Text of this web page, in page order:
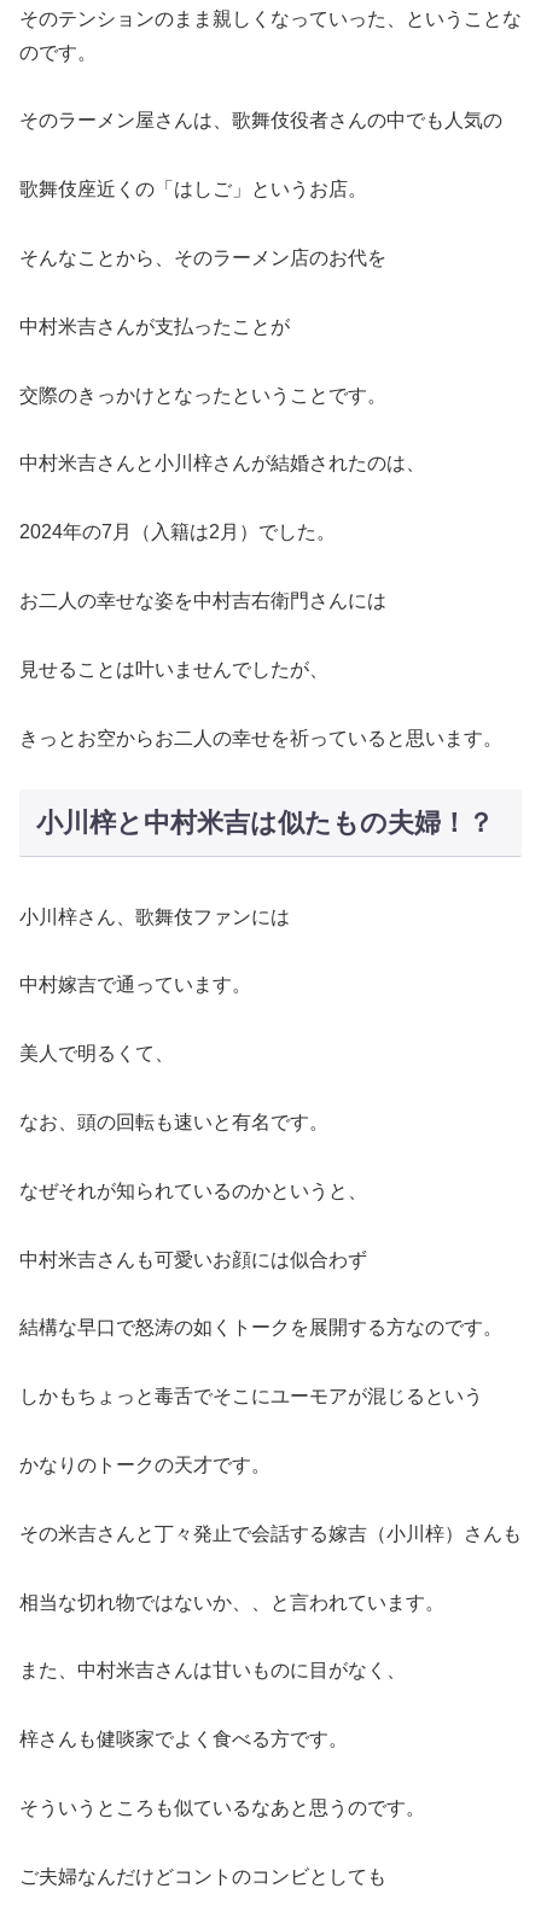
そのテンションのまま親しくなっていった、ということな
のです。
そのラーメン屋さんは、歌舞伎役者さんの中でも人気の
歌舞伎座近くの「はしご」というお店。
そんなことから、そのラーメン店のお代を
中村米吉さんが支払ったことが
交際のきっかけとなったということです。
中村米吉さんと小川梓さんが結婚されたのは、
2024年の7月（入籍は2月）でした。
お二人の幸せな姿を中村吉右衛門さんには
見せることは叶いませんでしたが、
きっとお空からお二人の幸せを祈っていると思います。
小川梓と中村米吉は似たもの夫婦！？
小川梓さん、歌舞伎ファンには
中村嫁吉で通っています。
美人で明るくて、
なお、頭の回転も速いと有名です。
なぜそれが知られているのかというと、
中村米吉さんも可愛いお顔には似合わず
結構な早口で怒涛の如くトークを展開する方なのです。
しかもちょっと毒舌でそこにユーモアが混じるという
かなりのトークの天才です。
その米吉さんと丁々発止で会話する嫁吉（小川梓）さんも
相当な切れ物ではないか、、と言われています。
また、中村米吉さんは甘いものに目がなく、
梓さんも健啖家でよく食べる方です。
そういうところも似ているなあと思うのです。
ご夫婦なんだけどコントのコンビとしても